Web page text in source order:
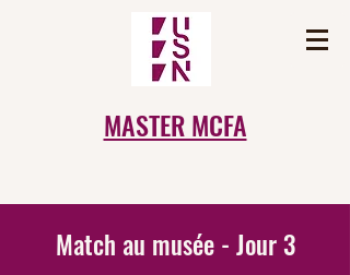
MASTER MCFA
Match au musée - Jour 3